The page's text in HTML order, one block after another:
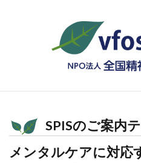
SPISのご案内
メンタルケアに対応